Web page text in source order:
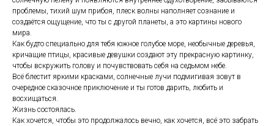
проблемы, тихий шум прибоя, плеск волны наполняет сознание и
создаётся ощущение, что ты с другой планеты, а это картины нового
мира.
Как будто специально для тебя южное голубое море, необычные деревья,
кричащие птицы, красивые девушки создают эту прекрасную картинку,
чтобы вскружить голову и почувствовать себя на седьмом небе.
Всё блестит яркими красками, солнечные лучи подмигивая зовут в
очередное сказочное приключение и ты готов дарить, любить и
восхищаться.
Жизнь состоялась.
Как хочется, чтобы это продолжалось вечно, как хочется, всё это забрать